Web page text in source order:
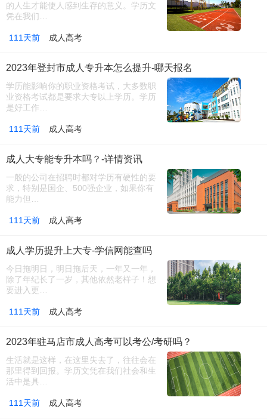
的人生才能使人感到生存的意义。学历文
凭在我们…
111天前 成人高考
2023年登封市成人专升本怎么提升-哪天报名
学历能影响你的职业资格考试，大多数职
业资格考试都是要求大专以上学历。学历
是好工作…
111天前 成人高考
成人大专能专升本吗？-详情资讯
一般的公司在招聘时都对学历有硬性的要
求，特别是国企、500强企业，如果你有
能力但…
111天前 成人高考
成人学历提升上大专-学信网能查吗
今日拖明日，明日拖后天，一年又一年，
除了年纪长了一岁，其他依然老样子！想
要进入更…
111天前 成人高考
2023年驻马店市成人高考可以考公/考研吗？
生活就是这样，在这里失去了，往往会在
那里得到回报。学历文凭在我们社会和生
活中是具…
111天前 成人高考